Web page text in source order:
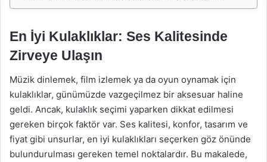
En İyi Kulaklıklar: Ses Kalitesinde
Zirveye Ulaşın
Müzik dinlemek, film izlemek ya da oyun oynamak için
kulaklıklar, günümüzde vazgeçilmez bir aksesuar haline
geldi. Ancak, kulaklık seçimi yaparken dikkat edilmesi
gereken birçok faktör var. Ses kalitesi, konfor, tasarım ve
fiyat gibi unsurlar, en iyi kulaklıkları seçerken göz önünde
bulundurulması gereken temel noktalardır. Bu makalede,